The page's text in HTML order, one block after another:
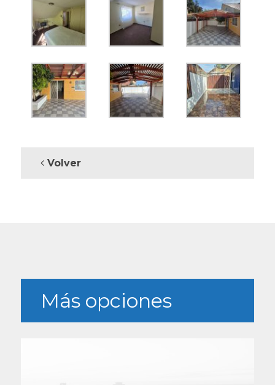
Volver
Más opciones